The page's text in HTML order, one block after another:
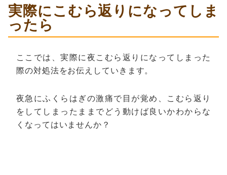
実際にこむら返りになってしま
ったら
ここでは、実際に夜こむら返りになってしまった
際の対処法をお伝えしていきます。
夜急にふくらはぎの激痛で目が覚め、こむら返り
をしてしまったままでどう動けば良いかわからな
くなってはいませんか？